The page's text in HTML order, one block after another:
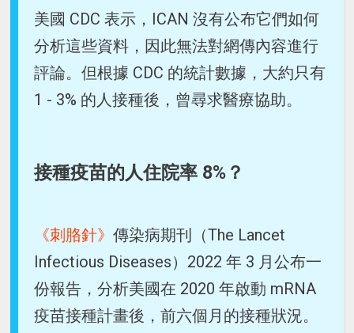
美國 CDC 表示，ICAN 沒有公布它們如何
分析這些資料，因此無法對網傳內容進行
評論。但根據 CDC 的統計數據，大約只有
1 - 3% 的人接種後，曾尋求醫療協助。
接種疫苗的人住院率 8%？
《刺胳針》傳染病期刊（The Lancet
Infectious Diseases）2022 年 3 月公布一
份報告，分析美國在 2020 年啟動 mRNA
疫苗接種計畫後，前六個月的接種狀況。